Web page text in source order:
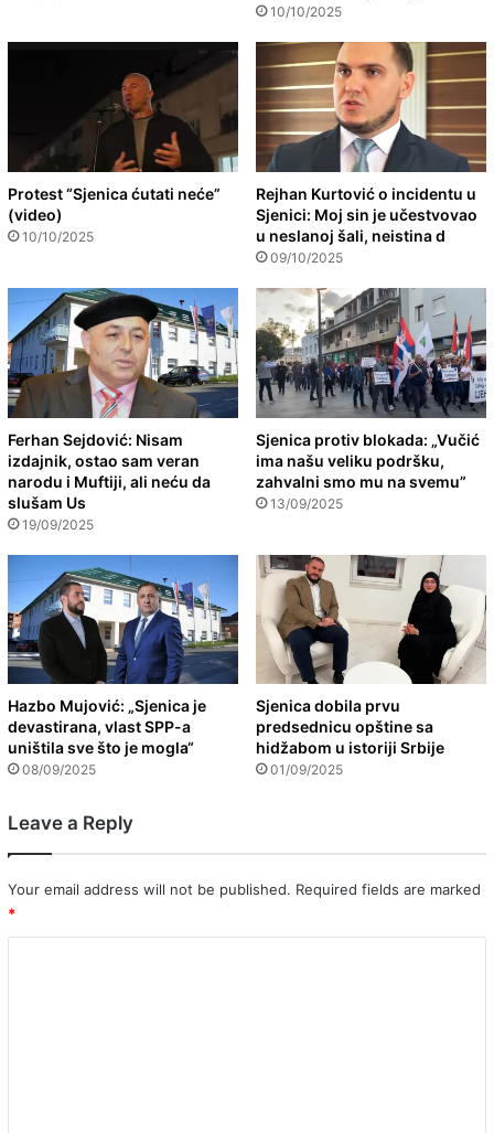
10/10/2025
Protest “Sjenica ćutati neće”
(video)
10/10/2025
Rejhan Kurtović o incidentu u
Sjenici: Moj sin je učestvovao
u neslanoj šali, neistina d
09/10/2025
Ferhan Sejdović: Nisam
izdajnik, ostao sam veran
narodu i Muftiji, ali neću da
slušam Us
19/09/2025
Sjenica protiv blokada: „Vučić
ima našu veliku podršku,
zahvalni smo mu na svemu”
13/09/2025
Hazbo Mujović: „Sjenica je
devastirana, vlast SPP-a
uništila sve što je mogla“
08/09/2025
Sjenica dobila prvu
predsednicu opštine sa
hidžabom u istoriji Srbije
01/09/2025
Leave a Reply
Your email address will not be published. Required fields are marked
*